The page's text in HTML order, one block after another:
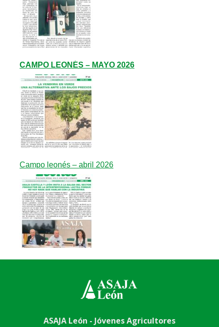
CAMPO LEONÉS – MAYO 2026
Campo leonés – abril 2026
ASAJA León - Jóvenes Agricultores